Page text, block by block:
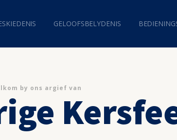
GELOOFSBELYDENIS
by ons argief van